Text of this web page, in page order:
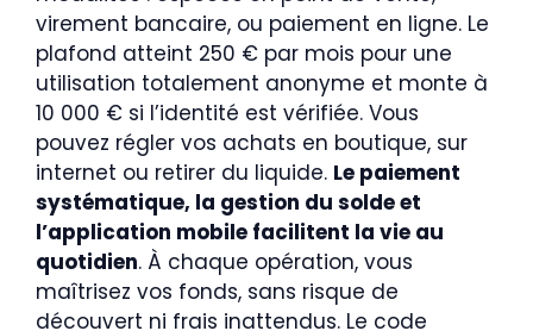
virement bancaire, ou paiement en ligne. Le
plafond atteint 250 € par mois pour une
utilisation totalement anonyme et monte à
10 000 € si l’identité est vérifiée. Vous
pouvez régler vos achats en boutique, sur
internet ou retirer du liquide. Le paiement
systématique, la gestion du solde et
l’application mobile facilitent la vie au
quotidien. À chaque opération, vous
maîtrisez vos fonds, sans risque de
découvert ni frais inattendus. Le code